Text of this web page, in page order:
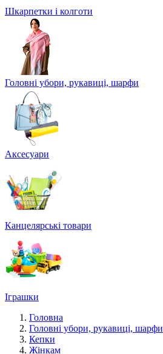
Шкарпетки і колготи
Головні убори, рукавиці, шарфи
Аксесуари
Канцелярські товари
Іграшки
Головна
Головні убори, рукавиці, шарфи
Кепки
Жінкам